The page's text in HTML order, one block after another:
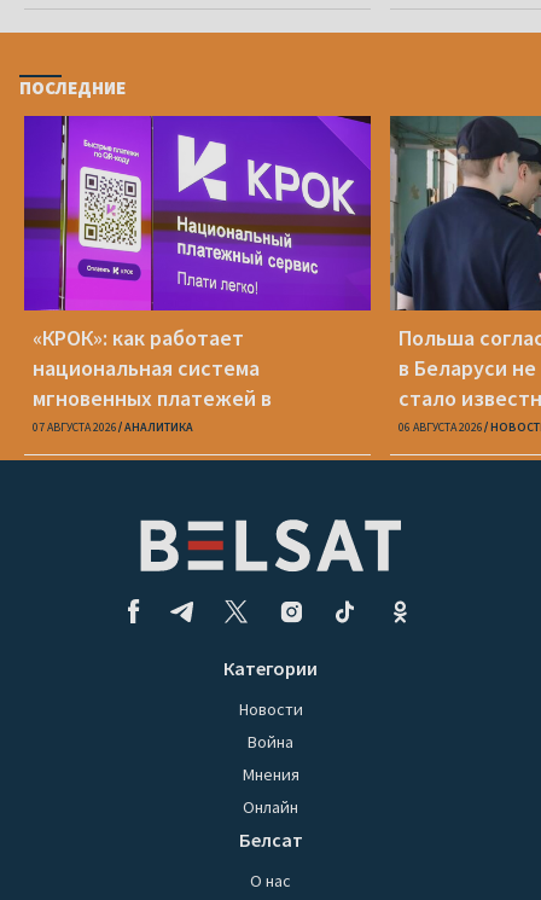
ПОСЛЕДНИЕ
«КРОК»: как работает
национальная система
мгновенных платежей в
Беларуси
07 АВГУСТА 2026 АНАЛИТИКА
Польша
в Беларуси
стало
06 АВГУСТА 2026
Категории
Новости
Война
Мнения
Онлайн
Белсат
О нас